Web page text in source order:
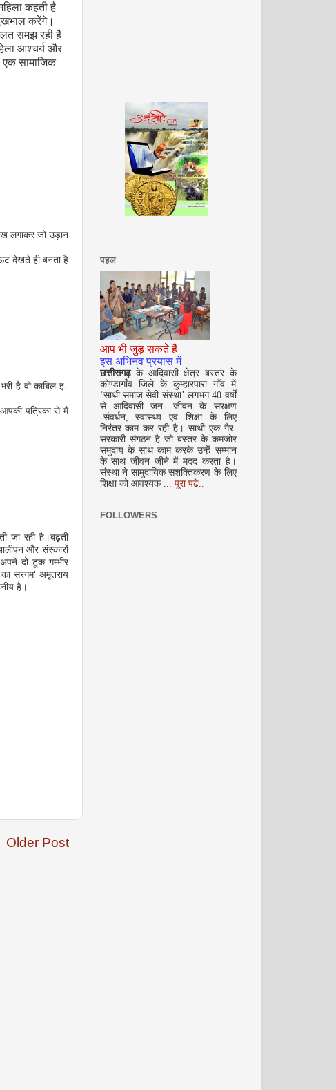
कहती है
करेंगे।
समझ रही हैं
आश्चर्य और
एक सामाजिक
लगाकर जो उड़ान
देखते ही बनता है
है वो काबिल-इ-
पत्रिका से मैं
जा रही है।बढ़ती
और संस्कारों
दो टूक गम्भीर
का सरगम' अमृतराय
है।
Older Post
अगस्त 2008
सितम्बर 2008
अक्टूबर 2008
पहल
आप भी जुड़ सकते हैं
इस अभिनव प्रयास में
छत्तीसगढ़के आदिवासी क्षेत्र बस्तर के
कोण्डागाँव जिले के कुम्हारपारा गाँव में
‘साथी समाज सेवी संस्था’ लगभग 40 वर्षों
से आदिवासी जन- जीवन के संरक्षण
-संवर्धन, स्वास्थ्य एवं शिक्षा के लिए
निरंतर काम कर रही है। साथी एक गैर-
सरकारी संगठन है जो बस्तर के कमजोर
समुदाय के साथ काम करके उन्हें सम्मान
के साथ जीवन जीने में मदद करता है।
संस्था ने सामुदायिक सशक्तिकरण के लिए
शिक्षा को आवश्यक ... पूरा पढे..
FOLLOWERS